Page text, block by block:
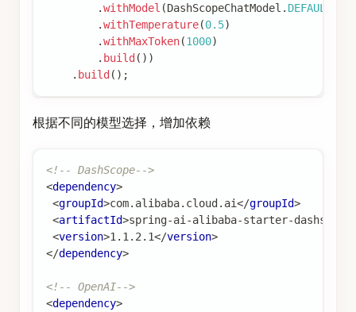
.withModel (DashScopeChatModel .
.withTemperature(0.5)
.withMaxToken(1000)
. build( ) )
. build( ) ;
根据不同的模型选择，增加依赖
<!-- DashScope-->
<dependency>
<groupId>com.alibaba.cloud.ai</groupId>
<artifactId>spring-ai-alibaba-starter-dashscope
<version>1.1.2.1</version>
</dependency>
<!-- OpenAI-->
<dependency>